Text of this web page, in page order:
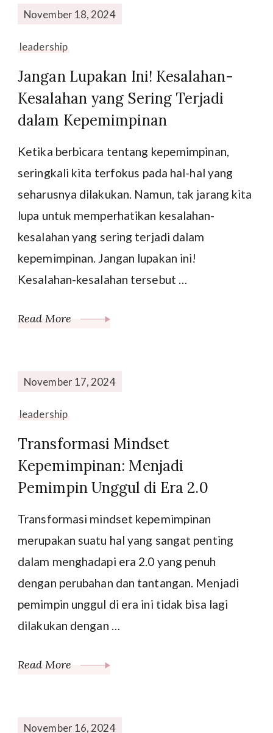
November 18, 2024
leadership
Jangan Lupakan Ini! Kesalahan-
Kesalahan yang Sering Terjadi
dalam Kepemimpinan
Ketika berbicara tentang kepemimpinan,
seringkali kita terfokus pada hal-hal yang
seharusnya dilakukan. Namun, tak jarang kita
lupa untuk memperhatikan kesalahan-
kesalahan yang sering terjadi dalam
kepemimpinan. Jangan lupakan ini!
Kesalahan-kesalahan tersebut …
Read More
November 17, 2024
leadership
Transformasi Mindset
Kepemimpinan: Menjadi
Pemimpin Unggul di Era 2.0
Transformasi mindset kepemimpinan
merupakan suatu hal yang sangat penting
dalam menghadapi era 2.0 yang penuh
dengan perubahan dan tantangan. Menjadi
pemimpin unggul di era ini tidak bisa lagi
dilakukan dengan …
Read More
November 16, 2024